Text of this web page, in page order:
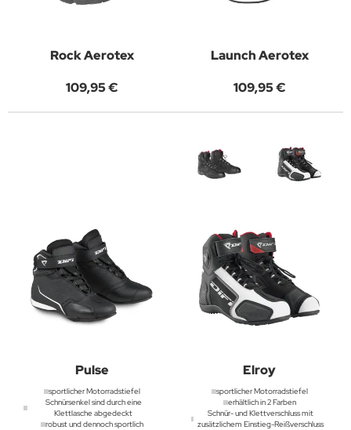
Rock Aerotex
109,95 €
Launch Aerotex
109,95 €
Pulse
sportlicher Motorradstiefel
Schnürsenkel sind durch eine
Klettlasche abgedeckt
robust und dennoch sportlich
Elroy
sportlicher Motorradstiefel
erhältlich in 2 Farben
Schnür- und Klettverschluss mit
zusätzlichem Einstieg-Reißverschluss